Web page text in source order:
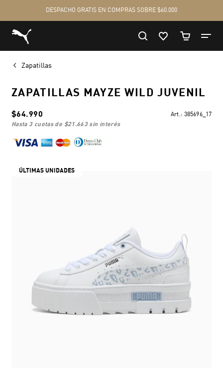
Zapatillas
ZAPATILLAS MAYZE WILD JUVENIL
$64.990 Art.: 385696_17
hasta 3 cuotas de $21.663sin interés
ÚLTIMAS UNIDADES